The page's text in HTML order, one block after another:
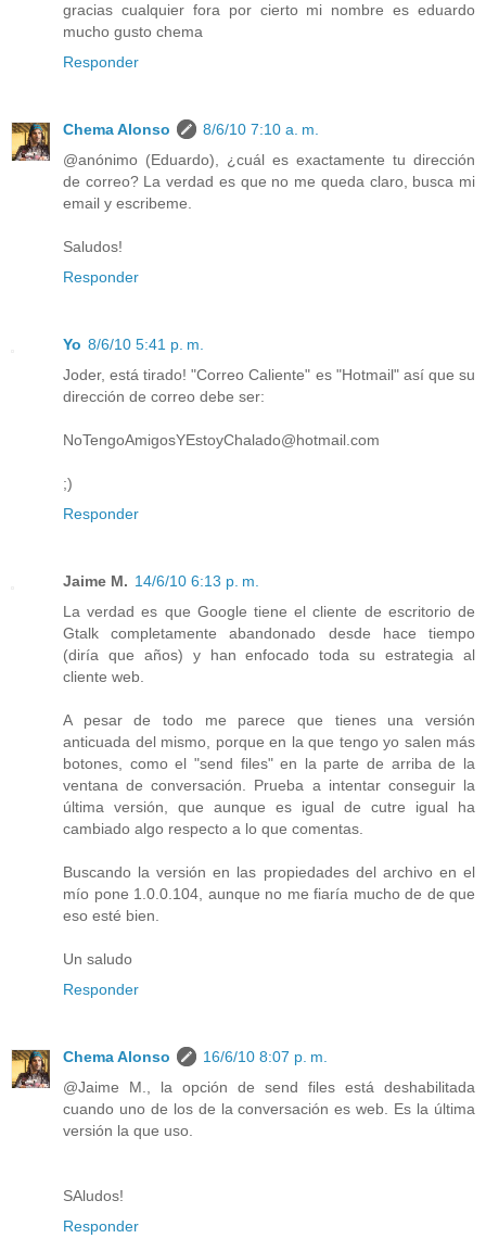
gracias cualquier fora por cierto mi nombre es eduardo
mucho gusto chema
Responder
Chema Alonso
8/6/10 7:10 a. m.
@anónimo (Eduardo), ¿cuál es exactamente tu dirección
de correo? La verdad es que no me queda claro, busca mi
email y escribeme.
Saludos!
Responder
Yo 8/6/10 5:41 p. m.
Joder, está tirado! "Correo Caliente" es "Hotmail" así que su
dirección de correo debe ser:
NoTengoAmigosYEstoyChalado@hotmail.com
;)
Responder
Jaime M. 14/6/10 6:13 p. m.
La verdad es que Google tiene el cliente de escritorio de
Gtalk completamente abandonado desde hace tiempo
(diría que años) y han enfocado toda su estrategia al
cliente web.
A pesar de todo me parece que tienes una versión
anticuada del mismo, porque en la que tengo yo salen más
botones, como el "send files" en la parte de arriba de la
ventana de conversación. Prueba a intentar conseguir la
última versión, que aunque es igual de cutre igual ha
cambiado algo respecto a lo que comentas.
Buscando la versión en las propiedades del archivo en el
mío pone 1.0.0.104, aunque no me fiaría mucho de de que
eso esté bien.
Un saludo
Responder
Chema Alonso
16/6/10 8:07 p. m.
@Jaime M., la opción de send files está deshabilitada
cuando uno de los de la conversación es web. Es la última
versión la que uso.
SAludos!
Responder